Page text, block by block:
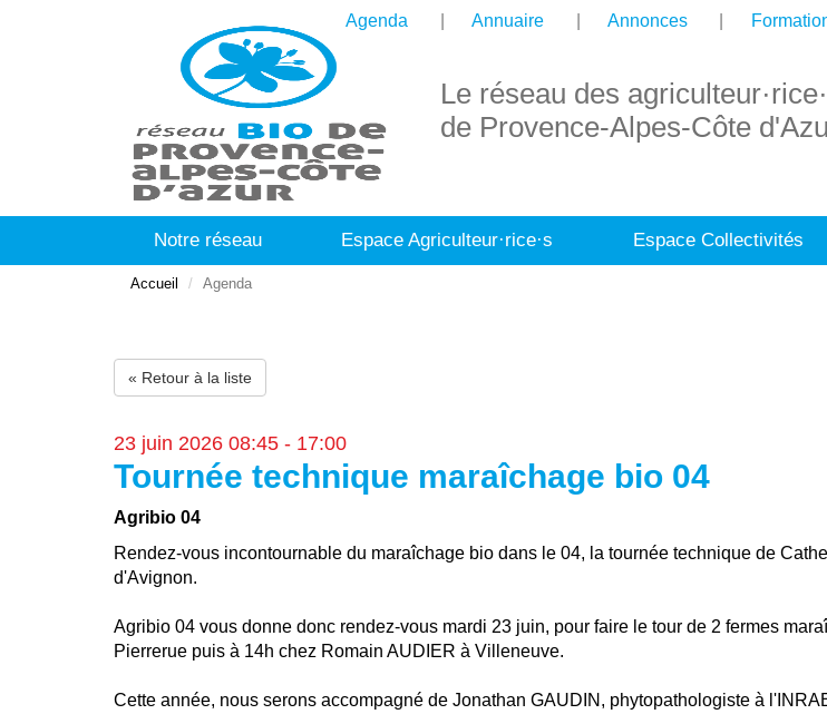
Agenda Annuaire Annonces
Le réseau des
de Provence-Alpes-Côte
Notre réseau Espace Agriculteur·rice·s Espace Collectivités
Accueil Agenda
« Retour à la liste
23 juin 2026 08:45 - 17:00
Tournée technique maraîchage bio 04
Agribio 04
Rendez-vous incontournable du maraîchage bio dans le 04, la tournée technique de
d'Avignon.
Agribio 04 vous donne donc rendez-vous mardi 23 juin, pour faire le tour de 2 fermes
Pierrerue puis à 14h chez Romain AUDIER à Villeneuve.
Cette année, nous serons accompagné de Jonathan GAUDIN, phytopathologiste à